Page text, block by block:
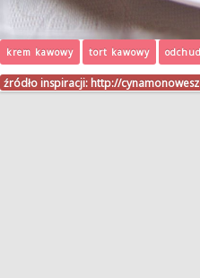
krem kawowy tort kawowy
źródło inspiracji: http://